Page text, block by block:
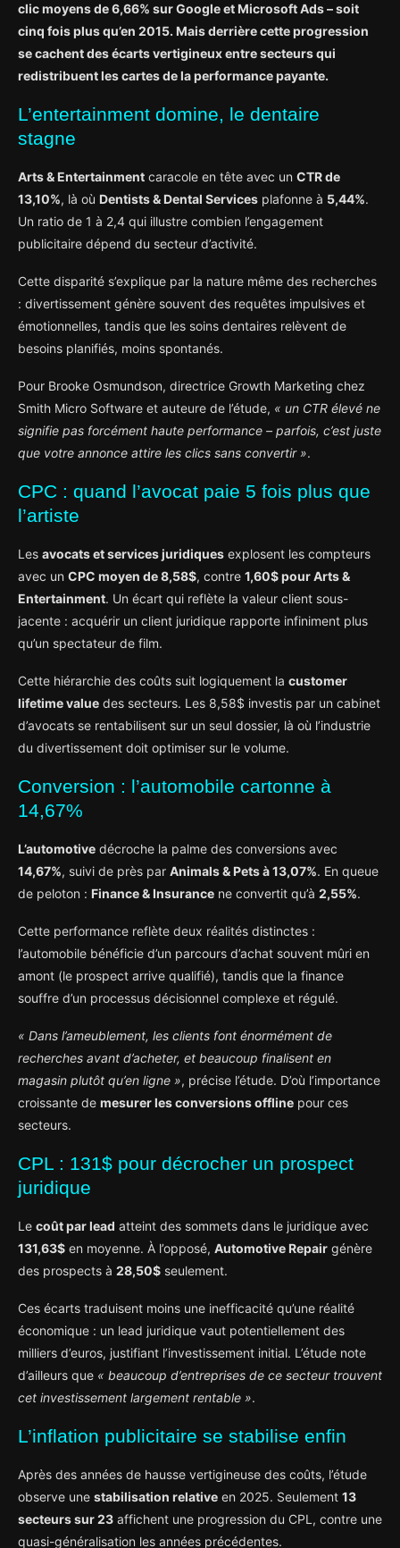
clic moyens de 6,66% sur Google et Microsoft Ads – soit
cinq fois plus qu’en 2015. Mais derrière cette progression
se cachent des écarts vertigineux entre secteurs qui
redistribuent les cartes de la performance payante.
L’entertainment domine, le dentaire
stagne
Arts & Entertainment caracole en tête avec un CTR de
13,10%, là où Dentists & Dental Services plafonne à 5,44%.
Un ratio de 1 à 2,4 qui illustre combien l’engagement
publicitaire dépend du secteur d’activité.
Cette disparité s’explique par la nature même des recherches
: divertissement génère souvent des requêtes impulsives et
émotionnelles, tandis que les soins dentaires relèvent de
besoins planifiés, moins spontanés.
Pour Brooke Osmundson, directrice Growth Marketing chez
Smith Micro Software et auteure de l’étude, « un CTR élevé ne
signifie pas forcément haute performance – parfois, c’est juste
que votre annonce attire les clics sans convertir ».
CPC : quand l’avocat paie 5 fois plus que
l’artiste
Les avocats et services juridiques explosent les compteurs
avec un CPC moyen de 8,58$, contre 1,60$ pour Arts &
Entertainment. Un écart qui reflète la valeur client sous-
jacente : acquérir un client juridique rapporte infiniment plus
qu’un spectateur de film.
Cette hiérarchie des coûts suit logiquement la customer
lifetime value des secteurs. Les 8,58$ investis par un cabinet
d’avocats se rentabilisent sur un seul dossier, là où l’industrie
du divertissement doit optimiser sur le volume.
Conversion : l’automobile cartonne à
14,67%
L’automotive décroche la palme des conversions avec
14,67%, suivi de près par Animals & Pets à 13,07%. En queue
de peloton : Finance & Insurance ne convertit qu’à 2,55%.
Cette performance reflète deux réalités distinctes :
l’automobile bénéficie d’un parcours d’achat souvent mûri en
amont (le prospect arrive qualifié), tandis que la finance
souffre d’un processus décisionnel complexe et régulé.
« Dans l’ameublement, les clients font énormément de
recherches avant d’acheter, et beaucoup finalisent en
magasin plutôt qu’en ligne », précise l’étude. D’où l’importance
croissante de mesurer les conversions offline pour ces
secteurs.
CPL : 131$ pour décrocher un prospect
juridique
Le coût par lead atteint des sommets dans le juridique avec
131,63$ en moyenne. À l’opposé, Automotive Repair génère
des prospects à 28,50$ seulement.
Ces écarts traduisent moins une inefficacité qu’une réalité
économique : un lead juridique vaut potentiellement des
milliers d’euros, justifiant l’investissement initial. L’étude note
d’ailleurs que « beaucoup d’entreprises de ce secteur trouvent
cet investissement largement rentable ».
L’inflation publicitaire se stabilise enfin
Après des années de hausse vertigineuse des coûts, l’étude
observe une stabilisation relative en 2025. Seulement 13
secteurs sur 23 affichent une progression du CPL, contre une
quasi-généralisation les années précédentes.